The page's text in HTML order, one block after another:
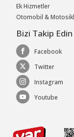
Ek Hizmetler
Otomobil &
Bizi Takip Edin
Facebook
Twitter
Instagram
Youtube